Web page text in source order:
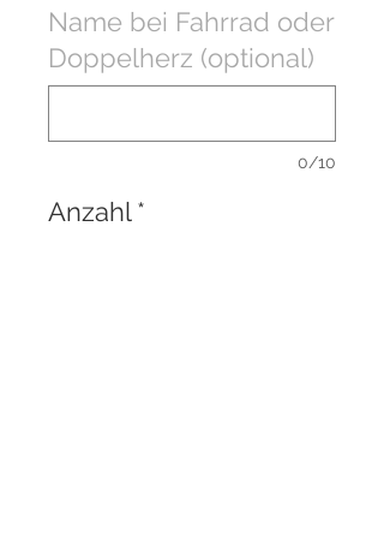
Name bei Fahrrad oder
Doppelherz (optional)
0/10
Anzahl*